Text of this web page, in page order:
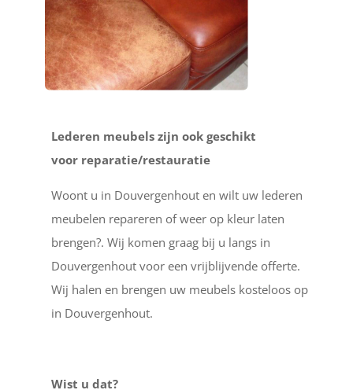
Lederen meubels zijn ook geschikt
voor reparatie/restauratie
Woont u in Douvergenhout en wilt uw lederen
meubelen repareren of weer op kleur laten
brengen?. Wij komen graag bij u langs in
Douvergenhout voor een vrijblijvende offerte.
Wij halen en brengen uw meubels kosteloos op
in Douvergenhout.
Wist u dat?